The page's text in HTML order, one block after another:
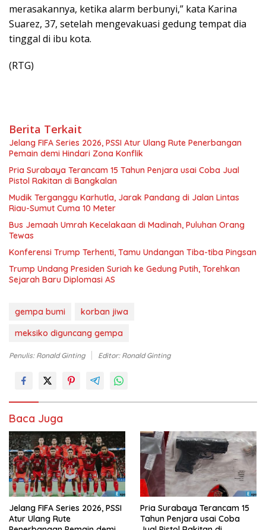
merasakannya, ketika alarm berbunyi,” kata Karina
Suarez, 37, setelah mengevakuasi gedung tempat dia
tinggal di ibu kota.
(RTG)
Berita Terkait
Jelang FIFA Series 2026, PSSI Atur Ulang Rute Penerbangan
Pemain demi Hindari Zona Konflik
Pria Surabaya Terancam 15 Tahun Penjara usai Coba Jual
Pistol Rakitan di Bangkalan
Mudik Terganggu Karhutla, Jarak Pandang di Jalan Lintas
Riau-Sumut Cuma 10 Meter
Bus Jemaah Umrah Kecelakaan di Madinah, Puluhan Orang
Tewas
Konferensi Trump Terhenti, Tamu Undangan Tiba-tiba Pingsan
Trump Undang Presiden Suriah ke Gedung Putih, Torehkan
Sejarah Baru Diplomasi AS
gempa bumi
korban jiwa
meksiko diguncang gempa
Penulis: Ronald Ginting Editor: Ronald Ginting
Baca Juga
Jelang FIFA Series 2026, PSSI
Atur Ulang Rute
Pria Surabaya Terancam 15
Tahun Penjara usai Coba